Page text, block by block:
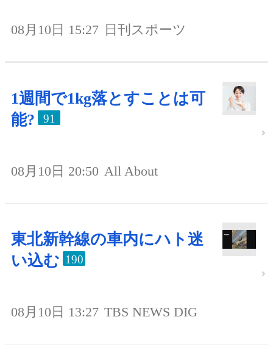
08月10日 15:27 日刊スポーツ
1週間で1kg落とすことは可
能?
91
08月10日 20:50 All About
東北新幹線の車内にハト迷
い込む 190
08月10日 13:27 TBS NEWS DIG